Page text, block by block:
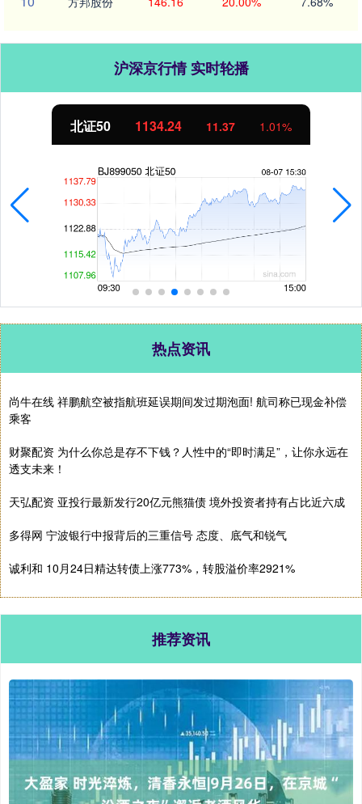
沪深京行情 实时轮播
北证50 1134.24 11.37 1.01%
热点资讯
尚牛在线 祥鹏航空被指航班延误期间发过期泡面! 航司称已现金补偿
乘客
财聚配资 为什么你总是存不下钱？人性中的“即时满足”，让你永远在
透支未来！
天弘配资 亚投行最新发行20亿元熊猫债 境外投资者持有占比近六成
多得网 宁波银行中报背后的三重信号 态度、底气和锐气
诚利和 10月24日精达转债上涨773%，转股溢价率2921%
推荐资讯